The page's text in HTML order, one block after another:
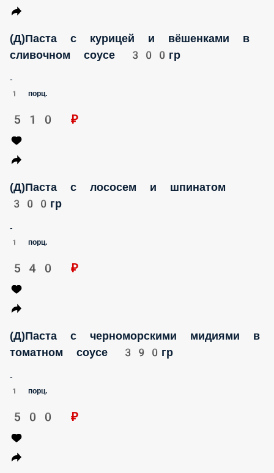
(Д)Паста с курицей и вёшенками в
сливочном соусе 300гр
1 порц.
510 ₽
(Д)Паста с лососем и шпинатом
300гр
1 порц.
540 ₽
(Д)Паста с черноморскими мидиями в
томатном соусе 390гр
1 порц.
500 ₽